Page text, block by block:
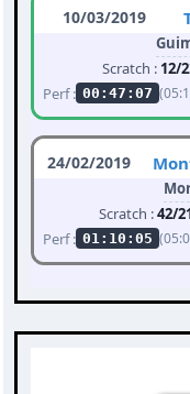
10/03/2019
Scratch : 12/
Perf : 00:47:07
24/02/2019
Scratch :42/
Perf : 01:10:05